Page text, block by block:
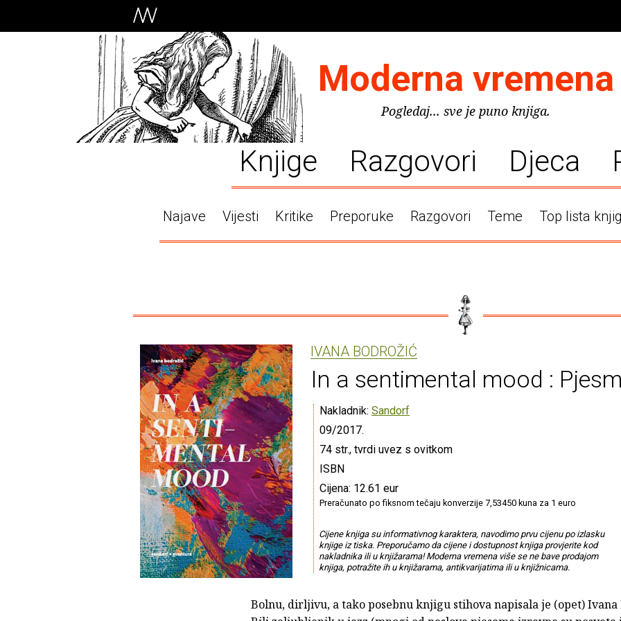
Moderna vremena
Pogledaj... sve je puno knjiga.
Knjige Razgovori Djeca
Najave Vijesti Kritike Preporuke Razgovori Teme Top lista
IVANA BODROŽIĆ
In a sentimental mood :
Nakladnik: Sandorf
09/2017.
74 str., tvrdi uvez s ovitkom
ISBN
Cijena: 12.61 eur
Preračunato po fiksnom tečaju konverzije 7,53450 kuna za 1 euro
Cijene knjiga su informativnog karaktera, navodimo prvu cijenu po izlasku
knjige iz tiska. Preporučamo da cijene i dostupnost knjiga provjerite kod
nakladnika ili u knjižarama! Moderna vremena više se ne bave prodajom
knjiga, potražite ih u knjižarama, antikvarijatima ili u knjižnicama.
Bolnu, dirljivu, a tako posebnu knjigu stihova napisala je (opet) Ivana